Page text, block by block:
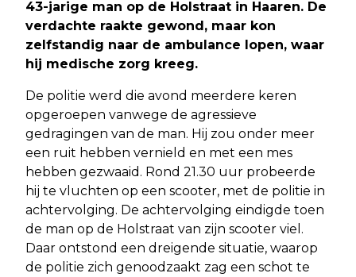
43-jarige man op de Holstraat in Haaren. De
verdachte raakte gewond, maar kon
zelfstandig naar de ambulance lopen, waar
hij medische zorg kreeg.
De politie werd die avond meerdere keren
opgeroepen vanwege de agressieve
gedragingen van de man. Hij zou onder meer
een ruit hebben vernield en met een mes
hebben gezwaaid. Rond 21.30 uur probeerde
hij te vluchten op een scooter, met de politie in
achtervolging. De achtervolging eindigde toen
de man op de Holstraat van zijn scooter viel.
Daar ontstond een dreigende situatie, waarop
de politie zich genoodzaakt zag een schot te